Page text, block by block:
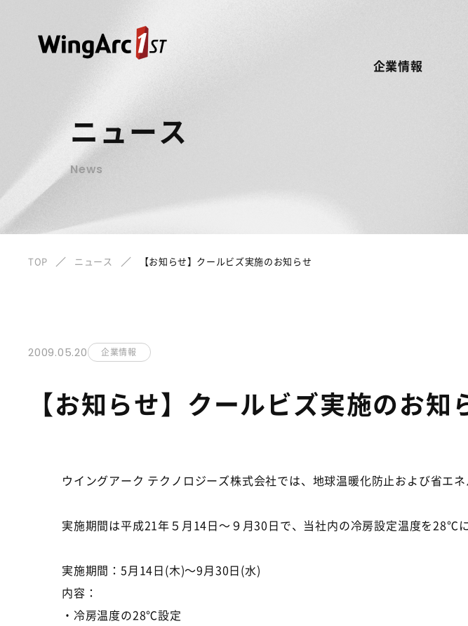
企業情報
ニュース
News
TOP ニュース 【お知らせ】クールビズ実施のお知らせ
2009.05.20 企業情報
【お知らせ】クールビズ実施のお知
ウイングアーク テクノロジーズ株式会社では、地球温暖化防止および省エ
実施期間は平成21年５月14日～９月30日で、当社内の冷房設定温度を28℃
実施期間：5月14日(木)～9月30日(水)
内容：
・冷房温度の28℃設定